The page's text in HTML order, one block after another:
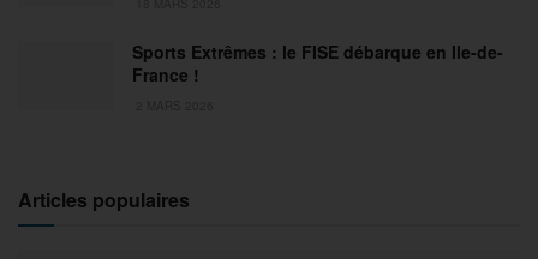
Sports Extrêmes : le FISE débarque en Ile-de-
France !
Articles populaires